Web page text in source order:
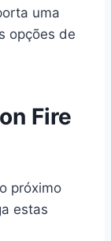
uma
opções de
Fire
próximo
estas